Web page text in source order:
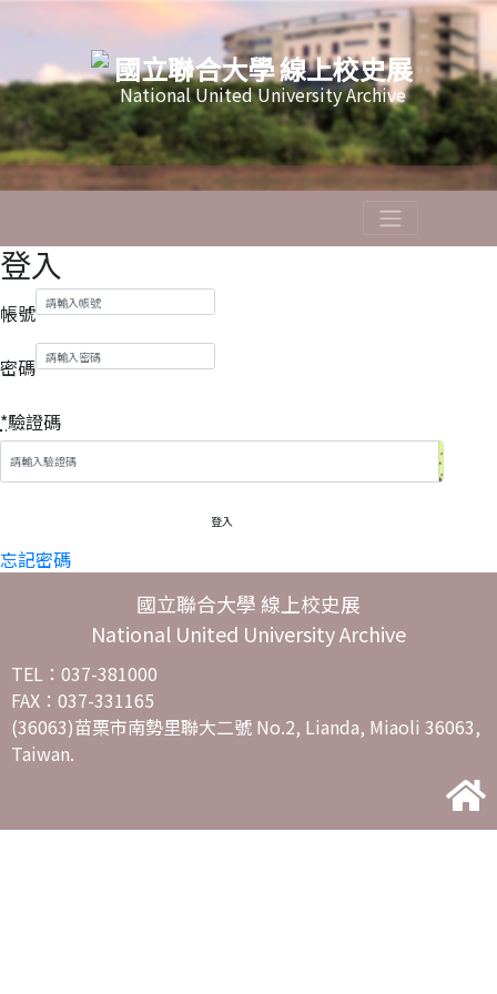
內
容
國立聯合大學 線上校史展
National United University Archive
登入
帳號
密碼
*驗證碼
登入
忘記密碼
國立聯合大學 線上校史展
National United University Archive
TEL：037-381000
FAX：037-331165
(36063)苗栗市南勢里聯大二號 No.2, Lianda, Miaoli 36063,
Taiwan.